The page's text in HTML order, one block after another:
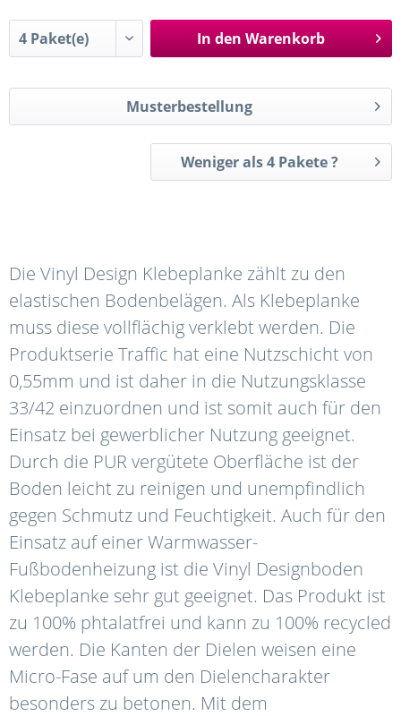
In den Warenkorb
Musterbestellung
Weniger als 4 Pakete ?
Die Vinyl Design Klebeplanke zählt zu den
elastischen Bodenbelägen. Als Klebeplanke
muss diese vollflächig verklebt werden. Die
Produktserie Traffic hat eine Nutzschicht von
0,55mm und ist daher in die Nutzungsklasse
33/42 einzuordnen und ist somit auch für den
Einsatz bei gewerblicher Nutzung geeignet.
Durch die PUR vergütete Oberfläche ist der
Boden leicht zu reinigen und unempfindlich
gegen Schmutz und Feuchtigkeit. Auch für den
Einsatz auf einer Warmwasser-
Fußbodenheizung ist die Vinyl Designboden
Klebeplanke sehr gut geeignet. Das Produkt ist
zu 100% phtalatfrei und kann zu 100% recycled
werden. Die Kanten der Dielen weisen eine
Micro-Fase auf um den Dielencharakter
besonders zu betonen. Mit dem